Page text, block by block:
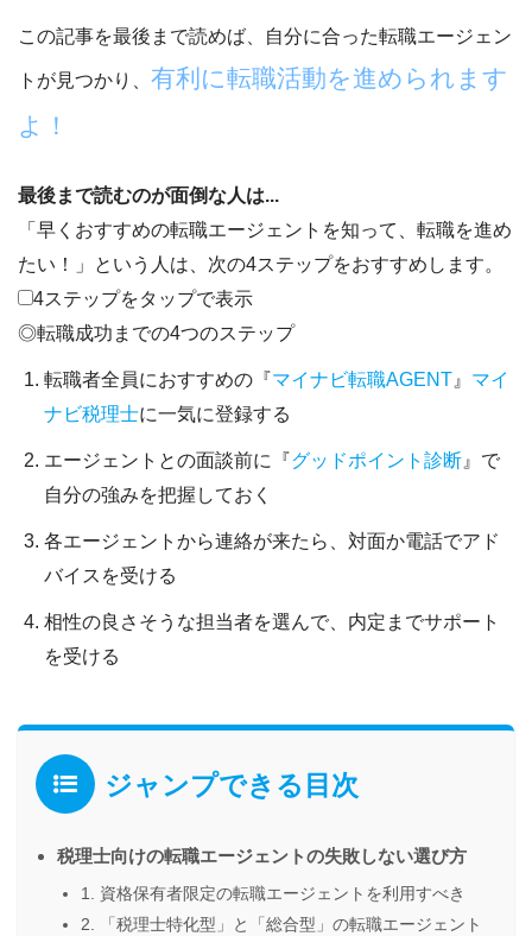
この記事を最後まで読めば、自分に合った転職エージェン
トが見つかり、 有利に転職活動を進められます
よ！
最後まで読むのが面倒な人は...
「早くおすすめの転職エージェントを知って、転職を進め
たい！」
という人は、次の4ステップをおすすめします。
4ステップをタップで表示
◎転職成功までの4つのステップ
転職者全員におすすめの『マイナビ転職AGENT 』 マイ
ナビ税理士に一気に登録する
エージェントとの面談前に『グッドポイント診断 』で
自分の強みを把握しておく
各エージェントから連絡が来たら、対面か電話でアド
バイスを受ける
相性の良さそうな担当者を選んで、内定までサポート
を受ける
ジャンプできる目次
税理士向けの転職エージェントの失敗しない選び方
1. 資格保有者限定の転職エージェントを利用すべき
2. 「税理士特化型」と「総合型」の転職エージェント